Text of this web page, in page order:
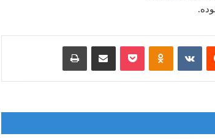
‏Reddit
‏VKontakte
Odnoklassniki
‫Pocket مشاركة عبر البريد طباعة